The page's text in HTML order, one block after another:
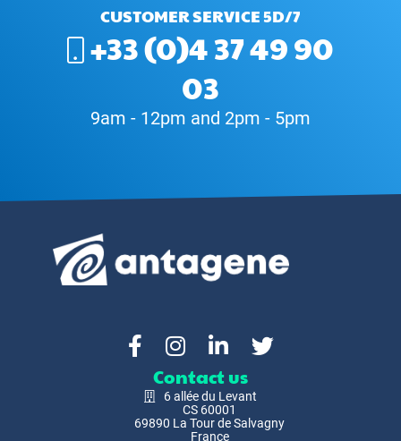
CUSTOMER SERVICE 5D/7
+33 (0)4 37 49 90
03
9am - 12pm and 2pm - 5pm
Contact us
6 allée du Levant
CS 60001
69890 La Tour de Salvagny
France